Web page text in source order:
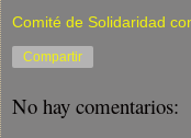
Comité de Solidaridad
Compartir
No hay comentarios: